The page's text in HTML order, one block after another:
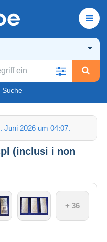
Suche
Juni 2026 um 04:07.
(inclusi i non
+ 36